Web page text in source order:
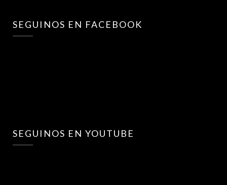
SEGUINOS EN FACEBOOK
SEGUINOS EN YOUTUBE